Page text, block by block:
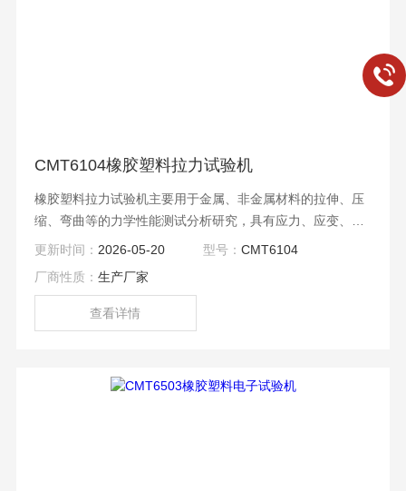
CMT6104橡胶塑料拉力试验机
橡胶塑料拉力试验机主要用于金属、非金属材料的拉伸、压
缩、弯曲等的力学性能测试分析研究，具有应力、应变、位
移三种闭环控制方式，可求出力、抗拉强度、弯曲强度、压
更新时间： 2026-05-20 型号： CMT6104
厂商性质： 生产厂家
查看详情